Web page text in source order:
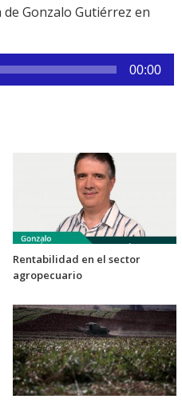
de Gonzalo Gutiérrez en
00:00
Rentabilidad en el sector
agropecuario